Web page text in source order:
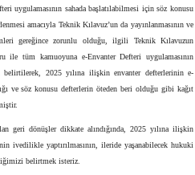
uygulamasının sahada başlatılabilmesi için söz konusu
amacıyla Teknik Kılavuz’un da yayınlanmasının ve
gereğince zorunlu olduğu, ilgili Teknik Kılavuzun
tüm kamuoyuna e-Envanter Defteri uygulamasının
belirtilerek, 2025 yılına ilişkin envanter defterlerinin e-
ve söz konusu defterlerin öteden beri olduğu gibi kağıt
geri dönüşler dikkate alındığında, 2025 yılına ilişkin
ivedilikle yaptırılmasının, ileride yaşanabilecek hukuki
belirtmek isteriz.